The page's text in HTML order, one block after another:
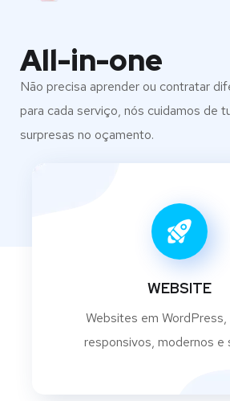
All-in-one
Não precisa aprender ou contratar
para cada serviço, nós cuidamos de
surpresas no oçamento.
WEBSITE
Websites em WordPress,
responsivos, modernos e